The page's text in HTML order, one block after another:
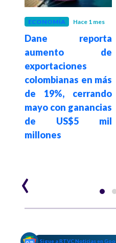
ECONOMÍA Hace 1 mes
Dane reporta
aumento de
exportaciones
colombianas en más
de 19%, cerrando
mayo con ganancias
de US$5 mil
millones
‹
Sigue a RTVC Noticias en